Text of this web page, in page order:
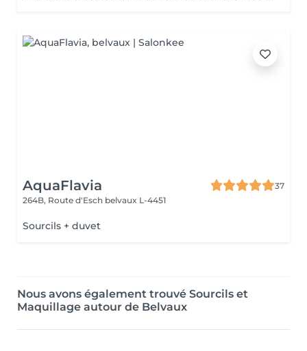
AquaFlavia
37
264B, Route d'Esch belvaux L-4451
Sourcils + duvet
Nous avons également trouvé Sourcils et
Maquillage autour de Belvaux